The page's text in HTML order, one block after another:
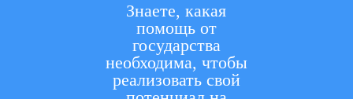
Знаете, какая
помощь от
государства
необходима, чтобы
реализовать свой